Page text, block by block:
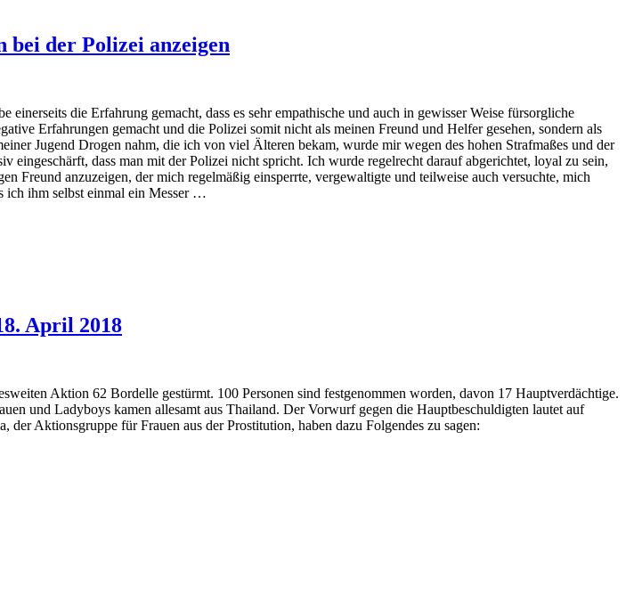
bei der Polizei anzeigen
die Erfahrung gemacht, dass es sehr empathische und auch in gewisser Weise fürsorgliche
Erfahrungen gemacht und die Polizei somit nicht als meinen Freund und Helfer gesehen, sondern als
Jugend Drogen nahm, die ich von viel Älteren bekam, wurde mir wegen des hohen Strafmaßes und der
dass man mit der Polizei nicht spricht. Ich wurde regelrecht darauf abgerichtet, loyal zu sein,
Freund anzuzeigen, der mich regelmäßig einsperrte, vergewaltigte und teilweise auch versuchte, mich
ich ihm selbst einmal ein Messer …
April 2018
Aktion 62 Bordelle gestürmt. 100 Personen sind festgenommen worden, davon 17 Hauptverdächtige.
und Ladyboys kamen allesamt aus Thailand. Der Vorwurf gegen die Hauptbeschuldigten lautet auf
Aktionsgruppe für Frauen aus der Prostitution, haben dazu Folgendes zu sagen: